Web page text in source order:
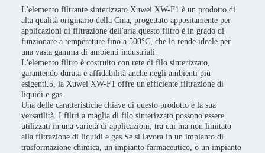
L'elemento filtrante sinterizzato Xuwei XW-F1 è un prodotto di
alta qualità originario della Cina, progettato appositamente per
applicazioni di filtrazione dell'aria.questo filtro è in grado di
funzionare a temperature fino a 500°C, che lo rende ideale per
una vasta gamma di ambienti industriali.
L'elemento filtro è costruito con rete di filo sinterizzato,
garantendo durata e affidabilità anche negli ambienti più
esigenti.5, la Xuwei XW-F1 offre un'efficiente filtrazione di
liquidi e gas.
Una delle caratteristiche chiave di questo prodotto è la sua
versatilità. I filtri a maglia di filo sinterizzato possono essere
utilizzati in una varietà di applicazioni, tra cui ma non limitato
alla filtrazione di liquidi e gas.Se si lavora in un impianto di
trasformazione chimica, un impianto farmaceutico, o un impianto